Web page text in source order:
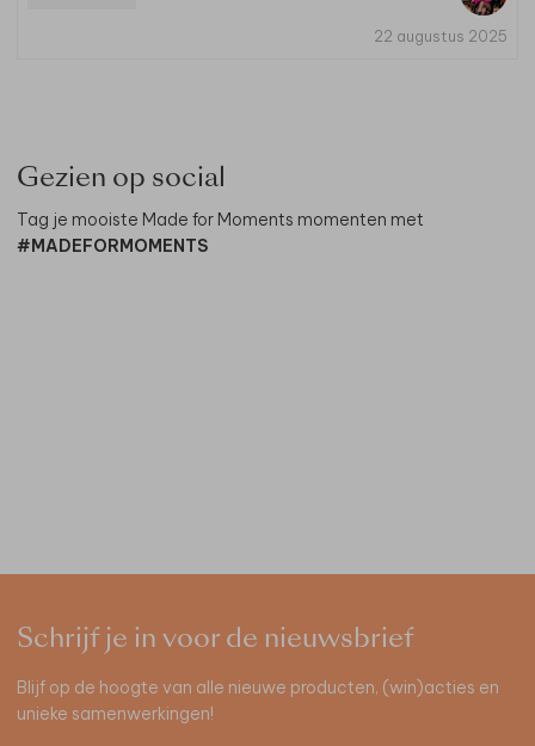
22 augustus 2025
Gezien op social
Tag je mooiste Made for Moments momenten met
#MADEFORMOMENTS
Schrijf je in voor de nieuwsbrief
Blijf op de hoogte van alle nieuwe producten, (win)acties en
unieke samenwerkingen!